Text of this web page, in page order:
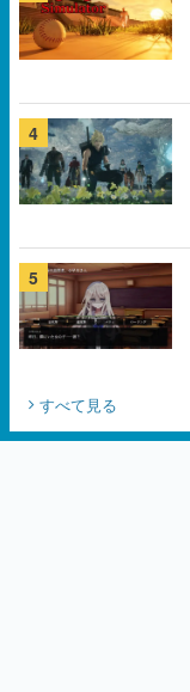
4
5
すべて見る